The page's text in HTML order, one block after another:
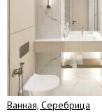
Ванная, Серебрица